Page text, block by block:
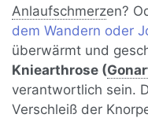
Anlaufschmerzen?
dem Wandern oder
überwärmt und
Kniearthrose (
verantwortlich sein.
Verschleiß der